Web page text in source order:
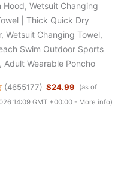
Hood, Wetsuit Changing
| Thick Quick Dry
Wetsuit Changing Towel,
Swim Outdoor Sports
Adult Wearable Poncho
(4655177) $24.99
(as of
14:09 GMT +00:00 - More info)